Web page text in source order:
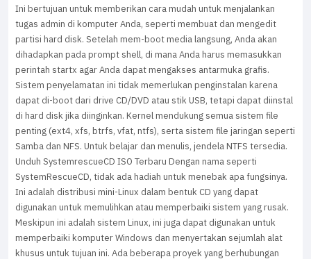
Ini bertujuan untuk memberikan cara mudah untuk menjalankan
tugas admin di komputer Anda, seperti membuat dan mengedit
partisi hard disk. Setelah mem-boot media langsung, Anda akan
dihadapkan pada prompt shell, di mana Anda harus memasukkan
perintah startx agar Anda dapat mengakses antarmuka grafis.
Sistem penyelamatan ini tidak memerlukan penginstalan karena
dapat di-boot dari drive CD/DVD atau stik USB, tetapi dapat diinstal
di hard disk jika diinginkan. Kernel mendukung semua sistem file
penting (ext4, xfs, btrfs, vfat, ntfs), serta sistem file jaringan seperti
Samba dan NFS. Untuk belajar dan menulis, jendela NTFS tersedia.
Unduh SystemrescueCD ISO Terbaru Dengan nama seperti
SystemRescueCD, tidak ada hadiah untuk menebak apa fungsinya.
Ini adalah distribusi mini-Linux dalam bentuk CD yang dapat
digunakan untuk memulihkan atau memperbaiki sistem yang rusak.
Meskipun ini adalah sistem Linux, ini juga dapat digunakan untuk
memperbaiki komputer Windows dan menyertakan sejumlah alat
khusus untuk tujuan ini. Ada beberapa proyek yang berhubungan